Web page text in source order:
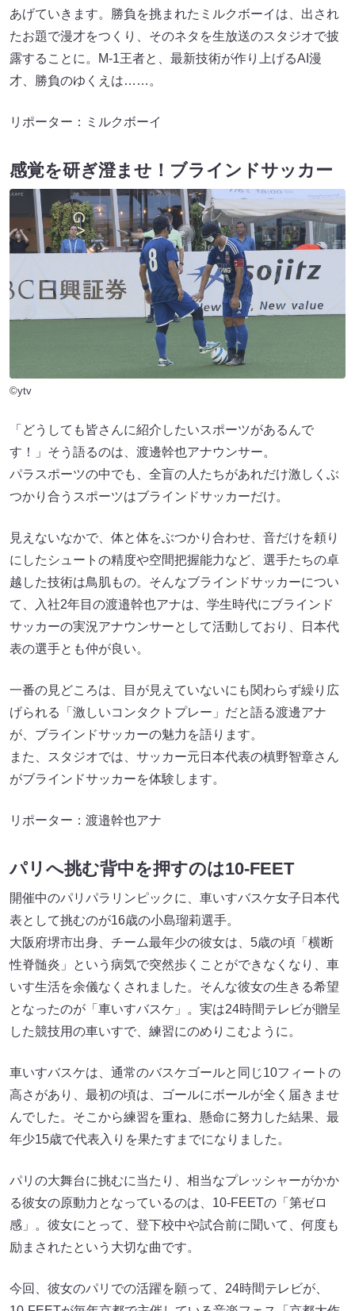
あげていきます。勝負を挑まれたミルクボーイは、出され
たお題で漫才をつくり、そのネタを生放送のスタジオで披
露することに。M-1王者と、最新技術が作り上げるAI漫
才、勝負のゆくえは……。
リポーター：ミルクボーイ
感覚を研ぎ澄ませ！ブラインドサッカー
©ytv
「どうしても皆さんに紹介したいスポーツがあるんで
す！」そう語るのは、渡邊幹也アナウンサー。
パラスポーツの中でも、全盲の人たちがあれだけ激しくぶ
つかり合うスポーツはブラインドサッカーだけ。
見えないなかで、体と体をぶつかり合わせ、音だけを頼り
にしたシュートの精度や空間把握能力など、選手たちの卓
越した技術は鳥肌もの。そんなブラインドサッカーについ
て、入社2年目の渡邉幹也アナは、学生時代にブラインド
サッカーの実況アナウンサーとして活動しており、日本代
表の選手とも仲が良い。
一番の見どころは、目が見えていないにも関わらず繰り広
げられる「激しいコンタクトプレー」だと語る渡邊アナ
が、ブラインドサッカーの魅力を語ります。
また、スタジオでは、サッカー元日本代表の槙野智章さん
がブラインドサッカーを体験します。
リポーター：渡邉幹也アナ
パリへ挑む背中を押すのは10-FEET
開催中のパリパラリンピックに、車いすバスケ女子日本代
表として挑むのが16歳の小島瑠莉選手。
大阪府堺市出身、チーム最年少の彼女は、5歳の頃「横断
性脊髄炎」という病気で突然歩くことができなくなり、車
いす生活を余儀なくされました。そんな彼女の生きる希望
となったのが「車いすバスケ」。実は24時間テレビが贈呈
した競技用の車いすで、練習にのめりこむように。
車いすバスケは、通常のバスケゴールと同じ10フィートの
高さがあり、最初の頃は、ゴールにボールが全く届きませ
んでした。そこから練習を重ね、懸命に努力した結果、最
年少15歳で代表入りを果たすまでになりました。
パリの大舞台に挑むに当たり、相当なプレッシャーがかか
る彼女の原動力となっているのは、10-FEETの「第ゼロ
感」。彼女にとって、登下校中や試合前に聞いて、何度も
励まされたという大切な曲です。
今回、彼女のパリでの活躍を願って、24時間テレビが、